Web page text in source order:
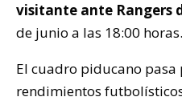
visitante ante Rangers
de junio a las 18:00 horas.
El cuadro piducano pasa
rendimientos